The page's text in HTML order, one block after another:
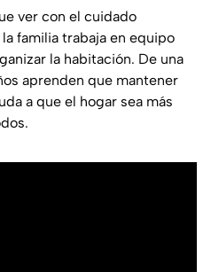
ver con el cuidado
familia trabaja en equipo
la habitación. De una
aprenden que mantener
a que el hogar sea más